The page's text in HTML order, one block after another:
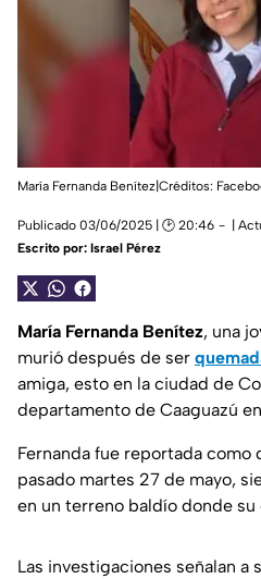
María Fernanda Benítez|Créditos:
Publicado 03/06/2025 | 🕑 20:46 |
Escrito por: Israel Pérez
María Fernanda Benítez, una
murió después de ser
amiga, esto en la ciudad de
departamento de Caaguazú en
Fernanda fue reportada como
pasado martes 27 de mayo,
en un terreno baldío donde
Las investigaciones señalan a